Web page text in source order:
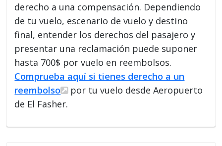
derecho a una compensación. Dependiendo
de tu vuelo, escenario de vuelo y destino
final, entender los derechos del pasajero y
presentar una reclamación puede suponer
hasta 700$ por vuelo en reembolsos.
Comprueba aquí si tienes derecho a un
reembolso
por tu vuelo desde Aeropuerto
de El Fasher.